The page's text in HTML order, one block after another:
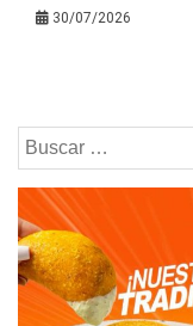
30/07/2026
Buscar: